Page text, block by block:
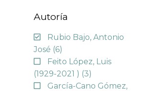
Autoría
Rubio Bajo, Antonio
José (6)
Feito López, Luis
(1929-2021 ) (3)
García-Cano Gómez,